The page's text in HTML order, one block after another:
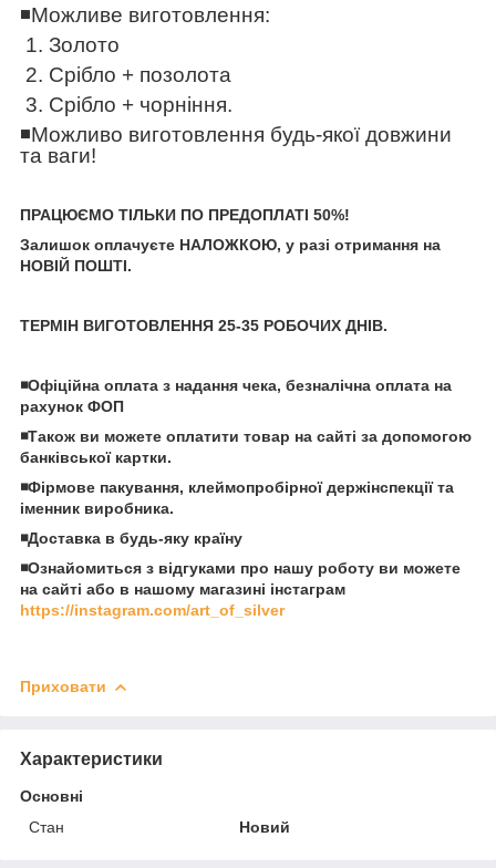
◾️Можливе виготовлення:
1. Золото
2. Срібло + позолота
3. Срібло + чорніння.
◾️Можливо виготовлення будь-якої довжини
та ваги!
ПРАЦЮЄМО ТІЛЬКИ ПО ПРЕДОПЛАТІ 50%!
Залишок оплачуєте НАЛОЖКОЮ, у разі отримання на
НОВІЙ ПОШТІ.
ТЕРМІН ВИГОТОВЛЕННЯ 25-35 РОБОЧИХ ДНІВ.
◾️Офіційна оплата з надання чека, безналічна оплата на
рахунок ФОП
◾️Також ви можете оплатити товар на сайті за допомогою
банківської картки.
◾️Фірмове пакування, клеймопробірної держінспекції та
іменник виробника.
◾️Доставка в будь-яку країну
◾️Ознайомиться з відгуками про нашу роботу ви можете
на сайті або в нашому магазині інстаграм
https://instagram.com/art_of_silver
Приховати
Характеристики
Основні
Стан
Новий